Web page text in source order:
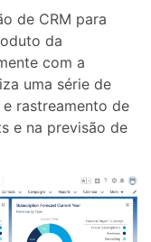
de CRM para
da
com a
uma série de
rastreamento de
e na previsão de